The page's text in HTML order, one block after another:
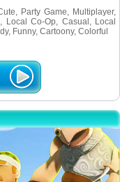
Party Game, Multiplayer,
Local Co-Op, Casual, Local
Funny, Cartoony, Colorful